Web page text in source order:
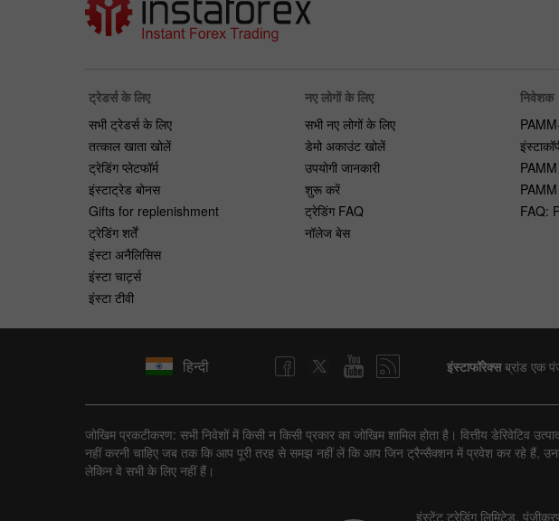
ट्रेडर्स के लिए
सभी ट्रेडर्स के लिए
तत्काल खाता खोलें
ट्रेडिंग प्लेटफॉर्म
इंस्टाट्रेड बोनस
Gifts for replenishment
ट्रेडिंग शर्तें
इंस्टा अनैलिसिस
इंस्टा चार्ट्स
इंस्टा टीवी
नए लोगों के लिए
सभी नए लोगों के लिए
डेमो अकाउंट खोलें
उपयोगी जानकारी
शुरू करें
ट्रेडिंग FAQ
नॉलेज बेस
निवेशक
PAMM
PAMM
FAQ:
हिन्दी इंस्टाफॉरेक्सब्रांड एक
जोखिम प्रकटीकरण: सभी निवेशों में किसी न किसी प्रकार का जोखिम शामिल होता है। वित्तीय
नहीं करनी चाहिए जब तक कि आप पूरी तरह से समझ नहीं लें कि आप जिन ट्रैन्सैक्शन में प्रवेश कर रहे हैं,
लेकिन वे सभी के लिए नहीं हैं।
इंस्टेंट ट्रेडिंग लिमिटेड,